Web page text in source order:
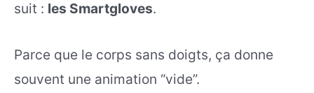
suit : les Smartgloves.
Parce que le corps sans doigts, ça donne
souvent une animation “vide”.